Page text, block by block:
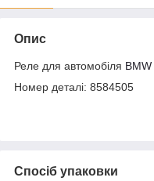
Опис
Реле для автомобіля BMW
Номер деталі: 8584505
Спосіб упаковки